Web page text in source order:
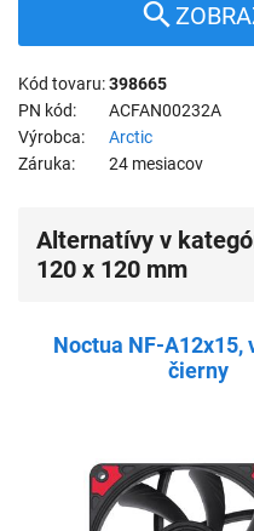
Kód tovaru 398665
PN kód
ACFAN00232A
Výrobca
Arctic
Záruka
24 mesiacov
Alternatívy v
120 x 120 mm
Noctua NF-A12x15,
čierny